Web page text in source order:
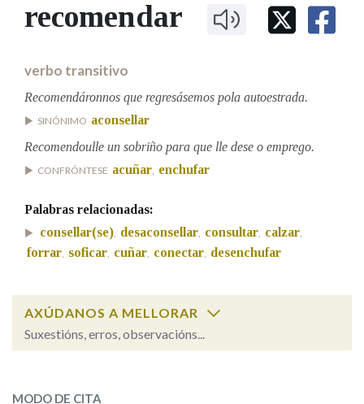
IDENTIDADE CORPORATIVA
MARCIAL DEL ADALID
FIGURAS HOMENAXEADAS
PRIMAVERA DAS LETRAS
Facebook
TwitterYoutubeInstagram
Bluesky
BUSCAR NOS LEMAS
Remata por
Contén
BUSCAR NO CONTIDO
recomendar
verbo transitivo
Recomendáronnos que regresásemos pola autoestrada.
SINÓNIMO aconsellar
Recomendoulle un sobriño para que lle dese o emprego.
CONFRÓNTESE acuñar, enchufar
Palabras relacionadas:
consellar(se), desaconsellar, consultar, calzar,
forrar, soficar, cuñar, conectar, desenchufar
AXÚDANOS A MELLORAR
Suxestións, erros, observacións...
MODO DE CITA